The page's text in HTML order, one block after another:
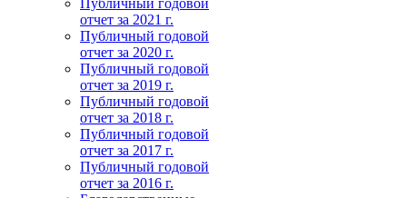
Публичный годовой
отчет за 2021 г.
Публичный годовой
отчет за 2020 г.
Публичный годовой
отчет за 2019 г.
Публичный годовой
отчет за 2018 г.
Публичный годовой
отчет за 2017 г.
Публичный годовой
отчет за 2016 г.